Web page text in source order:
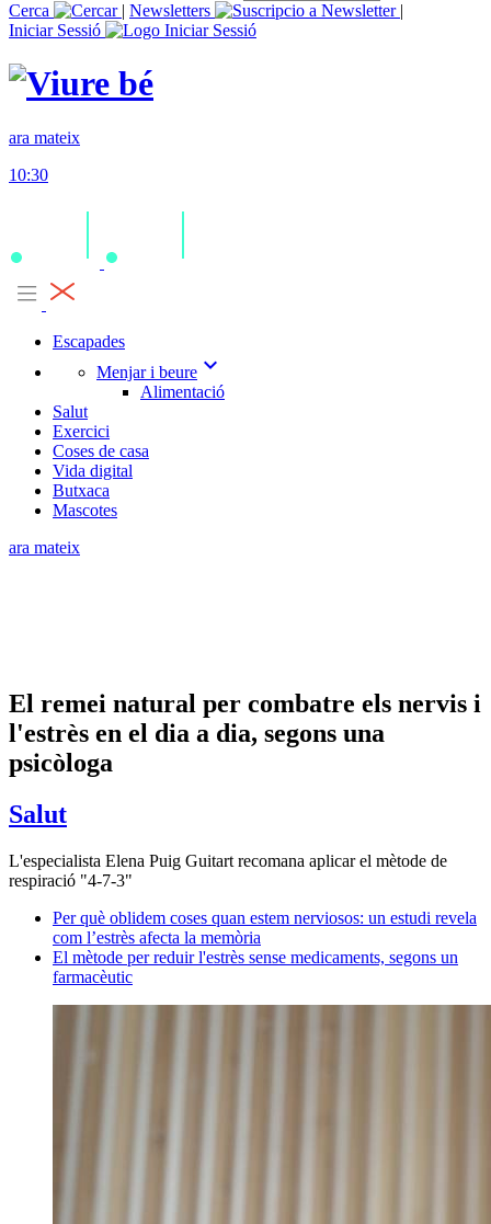
Cerca
| Newsletters
|
Iniciar Sessió
ara mateix
10:30
Escapades
Menjar i beure expand_more
Alimentació
Salut
Exercici
Coses de casa
Vida digital
Butxaca
Mascotes
ara mateix
El remei natural per combatre els nervis i
l'estrès en el dia a dia, segons una
psicòloga
Salut
L'especialista Elena Puig Guitart recomana aplicar el mètode de
respiració "4-7-3"
Per què oblidem coses quan estem nerviosos: un estudi revela
com l’estrès afecta la memòria
El mètode per reduir l'estrès sense medicaments, segons un
farmacèutic